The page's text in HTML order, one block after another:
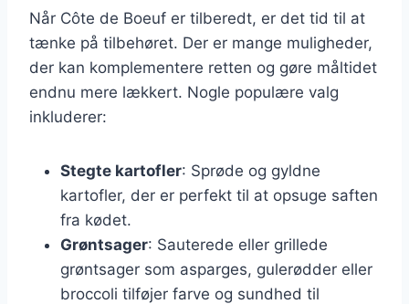
Når Côte de Boeuf er tilberedt, er det tid til at
tænke på tilbehøret. Der er mange muligheder,
der kan komplementere retten og gøre måltidet
endnu mere lækkert. Nogle populære valg
inkluderer:
Stegte kartofler: Sprøde og gyldne
kartofler, der er perfekt til at opsuge saften
fra kødet.
Grøntsager: Sauterede eller grillede
grøntsager som asparges, gulerødder eller
broccoli tilføjer farve og sundhed til